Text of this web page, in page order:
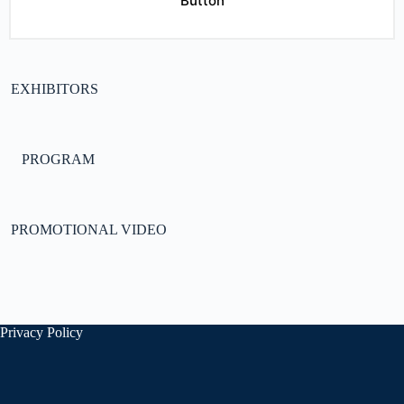
EXHIBITORS
PROGRAM
PROMOTIONAL VIDEO
Privacy Policy